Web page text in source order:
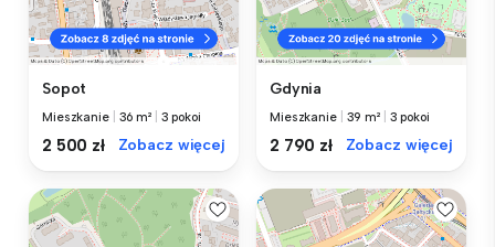
Sopot
Mieszkanie 36 m² 3 pokoi
2 500 zł Zobacz więcej
Gdynia
Mieszkanie 39 m² 3 pokoi
2 790 zł Zobacz więcej